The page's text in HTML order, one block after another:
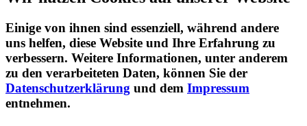
Einige von ihnen sind essenziell, während andere
uns helfen, diese Website und Ihre Erfahrung zu
verbessern. Weitere Informationen, unter anderem
zu den verarbeiteten Daten, können Sie der
Datenschutzerklärung und dem Impressum
entnehmen.​